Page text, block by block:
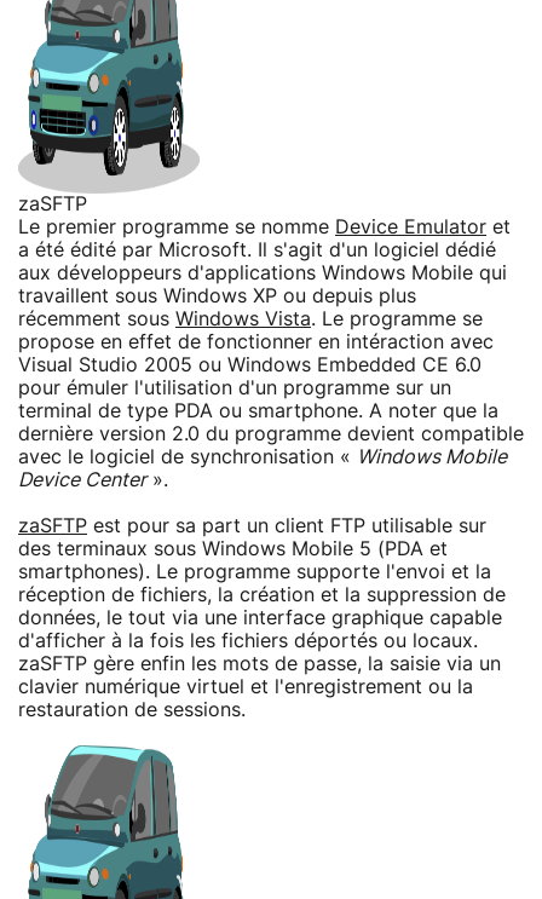
zaSFTP
Le premier programme se nomme Device Emulator et
a été édité par Microsoft. Il s'agit d'un logiciel dédié
aux développeurs d'applications Windows Mobile qui
travaillent sous Windows XP ou depuis plus
récemment sous Windows Vista. Le programme se
propose en effet de fonctionner en intéraction avec
Visual Studio 2005 ou Windows Embedded CE 6.0
pour émuler l'utilisation d'un programme sur un
terminal de type PDA ou smartphone. A noter que la
dernière version 2.0 du programme devient compatible
avec le logiciel de synchronisation « Windows Mobile
Device Center».
zaSFTP est pour sa part un client FTP utilisable sur
des terminaux sous Windows Mobile 5 (PDA et
smartphones). Le programme supporte l'envoi et la
réception de fichiers, la création et la suppression de
données, le tout via une interface graphique capable
d'afficher à la fois les fichiers déportés ou locaux.
zaSFTP gère enfin les mots de passe, la saisie via un
clavier numérique virtuel et l'enregistrement ou la
restauration de sessions.